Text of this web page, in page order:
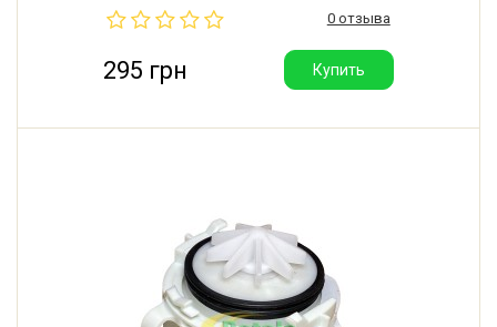
капролон. Цена указана за комплект.
0 отзыва
295 грн Купить